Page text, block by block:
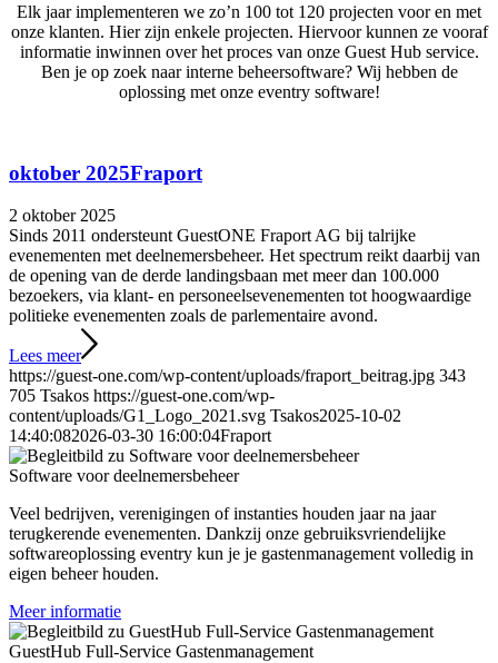
Elk jaar implementeren we zo’n 100 tot 120 projecten voor en met
onze klanten. Hier zijn enkele projecten. Hiervoor kunnen ze vooraf
informatie inwinnen over het proces van onze Guest Hub service.
Ben je op zoek naar interne beheersoftware? Wij hebben de
oplossing met onze eventry software!
oktober 2025Fraport
2 oktober 2025
Sinds 2011 ondersteunt GuestONE Fraport AG bij talrijke
evenementen met deelnemersbeheer. Het spectrum reikt daarbij van
de opening van de derde landingsbaan met meer dan 100.000
bezoekers, via klant- en personeelsevenementen tot hoogwaardige
politieke evenementen zoals de parlementaire avond.
Lees meer
https://guest-one.com/wp-content/uploads/fraport_beitrag.jpg 343
705 Tsakos https://guest-one.com/wp-
content/uploads/G1_Logo_2021.svg Tsakos2025-10-02
14:40:082026-03-30 16:00:04Fraport
Software voor deelnemersbeheer
Veel bedrijven, verenigingen of instanties houden jaar na jaar
terugkerende evenementen. Dankzij onze gebruiksvriendelijke
softwareoplossing eventry kun je je gastenmanagement volledig in
eigen beheer houden.
Meer informatie
GuestHub Full-Service Gastenmanagement